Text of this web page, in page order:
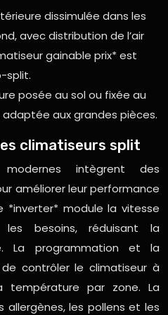
dissimulée dans les
avec distribution de l’air
gainable prix* est
split.
posée au sol ou fixée au
aux grandes pièces.
climatiseurs split
intègrent des
améliorer leur performance
*inverter* module la vitesse
besoins, réduisant la
La programmation et la
contrôler le climatiseur à
par zone. La
allergènes, les pollens et les